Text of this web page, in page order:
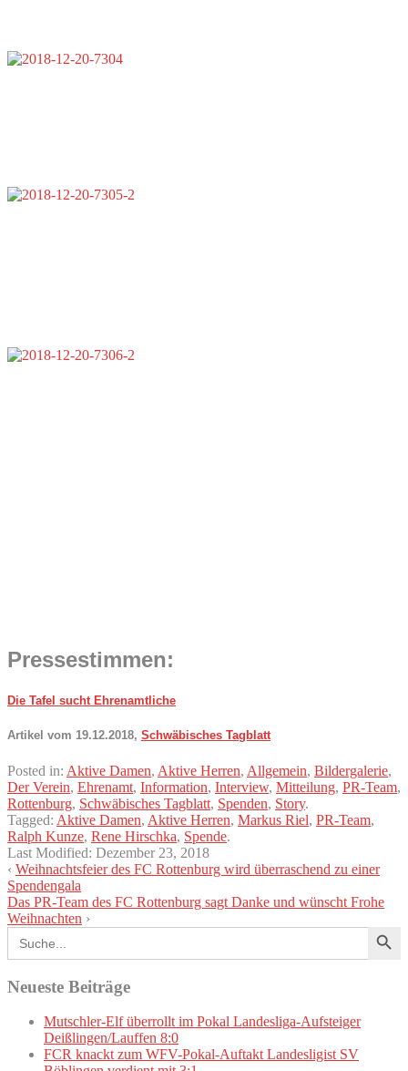
Pressestimmen:
Die Tafel sucht Ehrenamtliche
Artikel vom 19.12.2018, Schwäbisches Tagblatt
Posted in: Aktive Damen, Aktive Herren, Allgemein, Bildergalerie,
Der Verein, Ehrenamt, Information, Interview, Mitteilung, PR-Team,
Rottenburg, Schwäbisches Tagblatt, Spenden, Story.
Tagged: Aktive Damen, Aktive Herren, Markus Riel, PR-Team,
Ralph Kunze, Rene Hirschka, Spende.
Last Modified: Dezember 23, 2018
‹ Weihnachtsfeier des FC Rottenburg wird überraschend zu einer
Spendengala
Das PR-Team des FC Rottenburg sagt Danke und wünscht Frohe
Weihnachten ›
Search
for:
Search Button
Neueste Beiträge
Mutschler-Elf überrollt im Pokal Landesliga-Aufsteiger
Deißlingen/Lauffen 8:0
FCR knackt zum WFV-Pokal-Auftakt Landesligist SV